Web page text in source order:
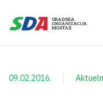
09.02.2016.